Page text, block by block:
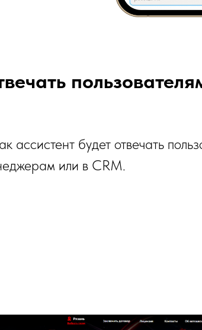
будет отвечать
или в CRM.